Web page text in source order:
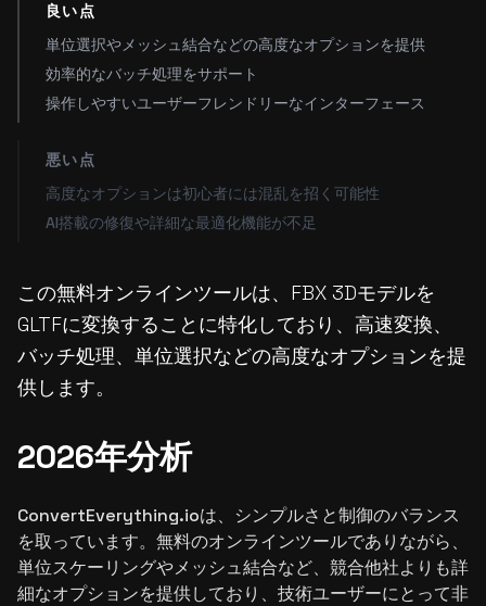
良い点
単位選択やメッシュ結合などの高度なオプションを提供
効率的なバッチ処理をサポート
操作しやすいユーザーフレンドリーなインターフェース
悪い点
高度なオプションは初心者には混乱を招く可能性
AI搭載の修復や詳細な最適化機能が不足
この無料オンラインツールは、FBX 3Dモデルを
GLTFに変換することに特化しており、高速変換、
バッチ処理、単位選択などの高度なオプションを提
供します。
2026年分析
ConvertEverything.ioは、シンプルさと制御のバランス
を取っています。無料のオンラインツールでありながら、
単位スケーリングやメッシュ結合など、競合他社よりも詳
細なオプションを提供しており、技術ユーザーにとって非